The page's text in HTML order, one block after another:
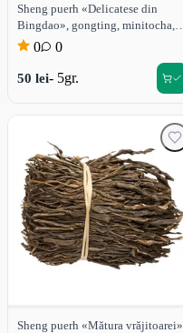
Sheng puerh «Delicatese din
Bingdao», gongting, minitocha,
5gr., 2024a
0 0
50 lei- 5gr.
Sheng puerh «Mătura vrăjitoarei»,